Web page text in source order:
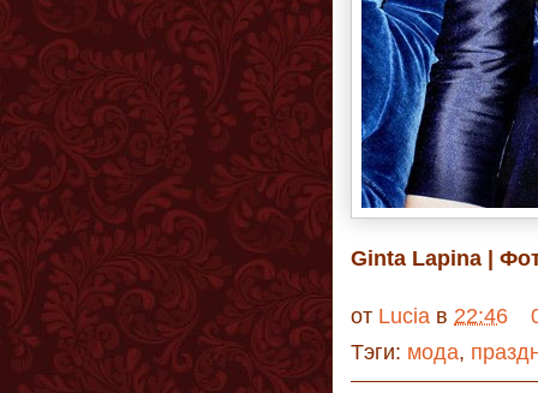
Ginta Lapina |
от Lucia в 22:46
Тэги: мода,